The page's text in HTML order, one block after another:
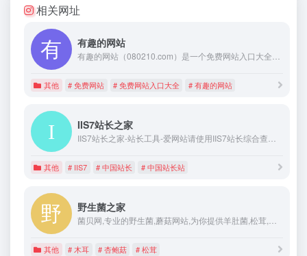
相关网址
有趣的网站
有趣的网站（080210.com）是一个免费网站入口大全！收录有优秀有趣的网站、电影网站、以及各类免费网站、网址提交，并提供网址大全检索搜索功能，分享互联网有趣的网站。
其他 # 免费网站 # 免费网站入口大全 # 有趣的网站
IIS7站长之家
IIS7站长之家-站长工具-爱网站请使用IIS7站长综合查询工具,中国站长【WWW.IIS7.COM】，IIS7站长之家创建于2018年6月3日。我们致力于研发各种类站长、安全运维需求的工具程序，及转发各种行业相关的最新资讯，还有我们认为的重要的相关技术文章，工具收藏等。。。
其他 # IIS7 # 中国站长 # 中国站长站
野生菌之家
菌贝网,专业的野生菌,蘑菇网站,为你提供羊肚菌,松茸,黑松露,鸡枞,竹荪,牛肝菌干巴菌,香菇,灵芝,木耳,金针菇,杏鲍菇,香菇等食用菌的知识,吃法,价格,批发,供求,信息栽培技术等资讯的网站
其他 # 木耳 # 杏鲍菇 # 松茸